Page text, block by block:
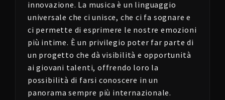
innovazione. La musica è un linguaggio
universale che ci unisce, che ci fa sognare e
ci permette di esprimere le nostre emozioni
più intime. È un privilegio poter far parte di
un progetto che dà visibilità e opportunità
ai giovani talenti, offrendo loro la
possibilità di farsi conoscere in un
panorama sempre più internazionale.